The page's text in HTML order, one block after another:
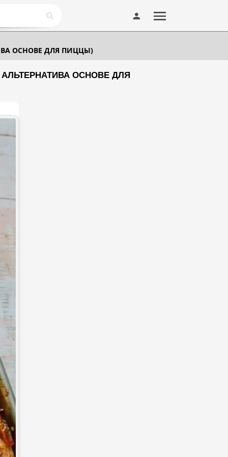
ОСНОВЕ ДЛЯ ПИЦЦЫ)
АЛЬТЕРНАТИВА ОСНОВЕ ДЛЯ